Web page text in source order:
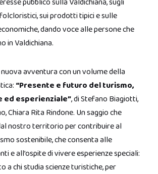
sui prodotti tipici e sulle
dando voce alle persone che
in Valdichiana.
avventura con un volume della
“Presente e futuro del turismo,
esperienziale”, di Stefano Biagiotti,
Chiara Rita Rindone. Un saggio che
nostro territorio per contribuire al
sostenibile, che consenta alle
e all’ospite di vivere esperienze speciali:
a chi studia scienze turistiche, per